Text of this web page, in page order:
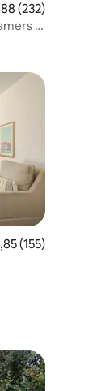
(232)
-
(155)